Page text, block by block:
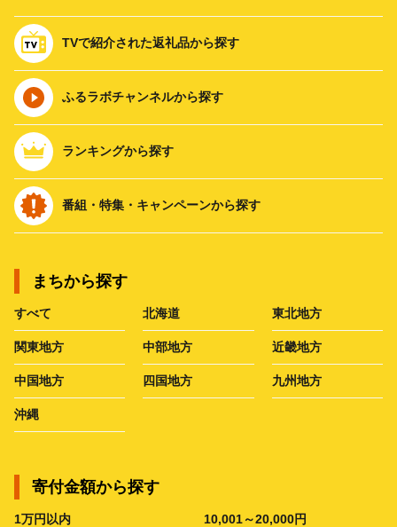
TVで紹介された返礼品から探す
ふるラボチャンネルから探す
ランキングから探す
番組・特集・キャンペーンから探す
まちから探す
すべて 北海道 東北地方
関東地方 中部地方 近畿地方
中国地方 四国地方 九州地方
沖縄
寄付金額から探す
1万円以内 10,001～20,000円